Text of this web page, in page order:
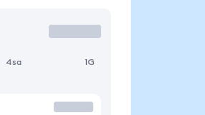
4sa 1G